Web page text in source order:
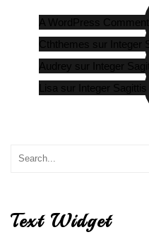
A WordPress
Cththemes sur
Integer
Audrey sur
Integer
Lisa sur Integer Sagittis
Text Widget